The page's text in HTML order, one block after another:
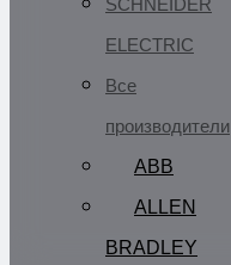
ELECTRIC
Все
производители
ABB
ALLEN
BRADLEY